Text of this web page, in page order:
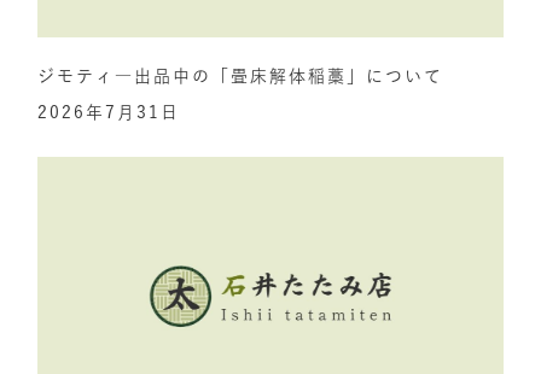
ジモティ―出品中の「畳床解体稲藁」について
2026年7月31日